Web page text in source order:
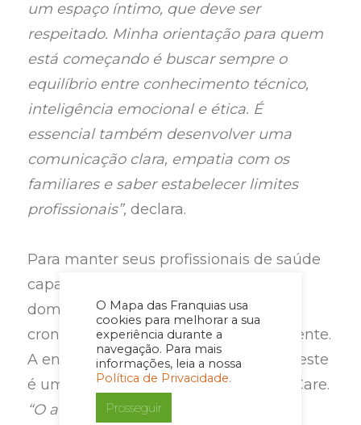
O Mapa das Franquias usa
cookies para melhorar a sua
experiência durante a
navegação. Para mais
informações, leia a nossa
Política de Privacidade.
Prosseguir
um espaço íntimo, que deve ser
respeitado. Minha orientação para quem
está começando é buscar sempre o
equilíbrio entre conhecimento técnico,
inteligência emocional e ética. É
essencial também desenvolver uma
comunicação clara, empatia com os
familiares e saber estabelecer limites
profissionais”, declara.
Para manter seus profissionais de saúde
capacitados ao atendimento em
domicílio, a empresa mantém um
cronograma de treinamento permanente.
A enfermeira Ana Petek ressalta que este
é um dos diferenciais da ACG Home Care.
“O acompanhamento que a área de